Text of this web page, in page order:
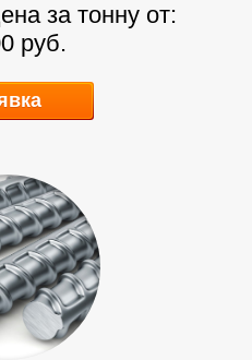
за тонну от:
руб.